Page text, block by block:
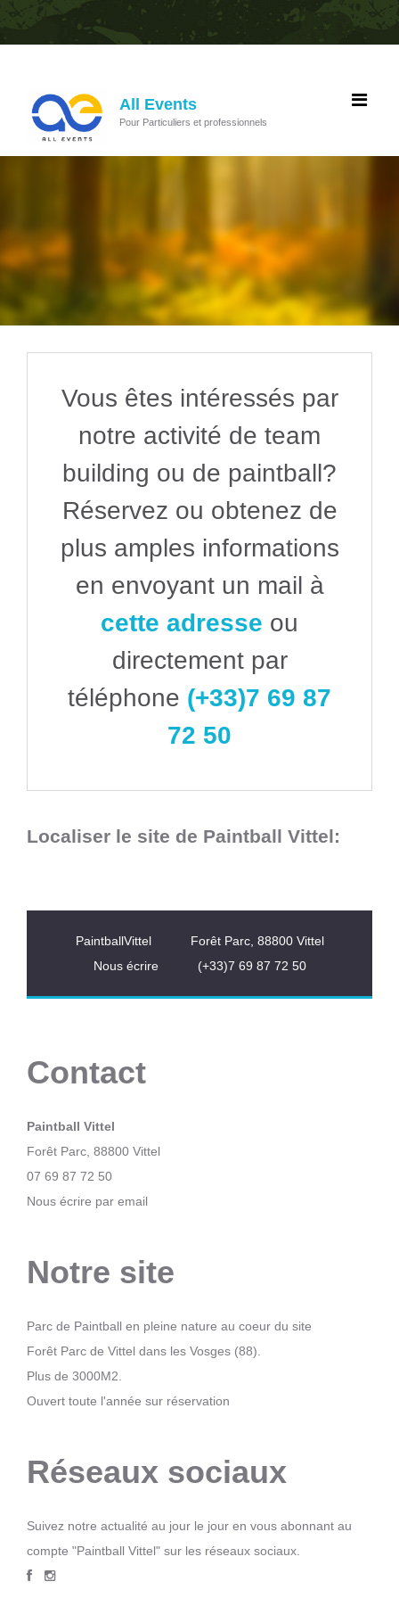
All Events
Pour Particuliers et professionnels
Vous êtes intéressés par
notre activité de team
building ou de paintball?
Réservez ou obtenez de
plus amples informations
en envoyant un mail à
cette adresse ou
directement par
téléphone (+33)7 69 87
72 50
Localiser le site de Paintball Vittel:
PaintballVittel
Forêt Parc, 88800 Vittel
Nous écrire
(+33)7 69 87 72 50
Contact
Paintball Vittel
Forêt Parc, 88800 Vittel
07 69 87 72 50
Nous écrire par email
Notre site
Parc de Paintball en pleine nature au coeur du site
Forêt Parc de Vittel dans les Vosges (88).
Plus de 3000M2.
Ouvert toute l'année sur réservation
Réseaux sociaux
Suivez notre actualité au jour le jour en vous abonnant au
compte "Paintball Vittel" sur les réseaux sociaux.